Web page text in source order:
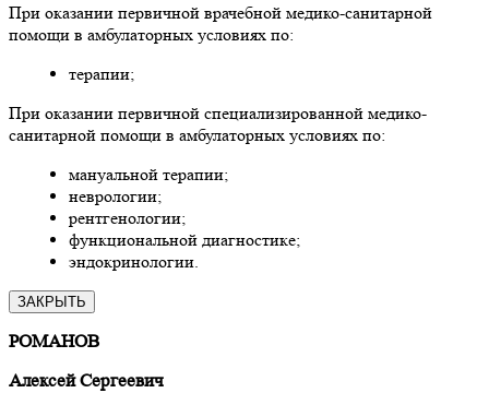
При оказании первичной врачебной медико-санитарной
помощи в амбулаторных условиях по:
терапии;
При оказании первичной специализированной медико-
санитарной помощи в амбулаторных условиях по:
мануальной терапии;
неврологии;
рентгенологии;
функциональной диагностике;
эндокринологии.
ЗАКРЫТЬ
РОМАНОВ
Алексей Сергеевич